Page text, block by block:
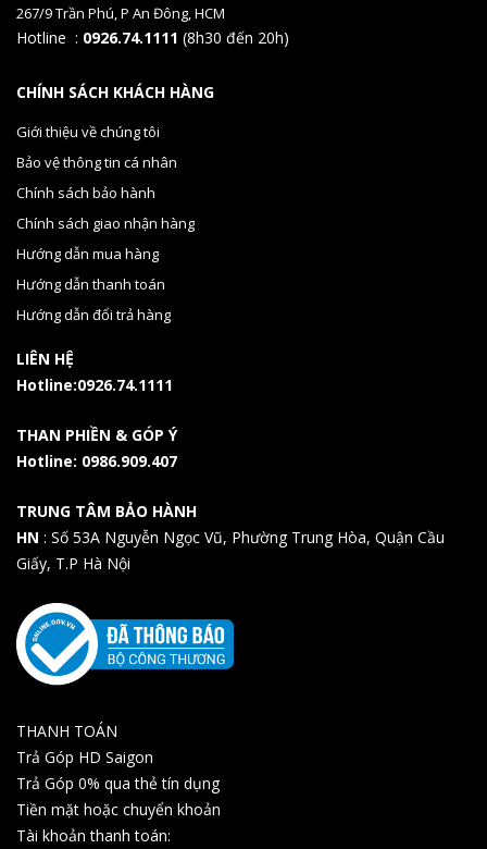
267/9 Trần Phú, P An Đông, HCM
Hotline : 0926.74.1111 (8h30 đến 20h)
CHÍNH SÁCH KHÁCH HÀNG
Giới thiệu về chúng tôi
Bảo vệ thông tin cá nhân
Chính sách bảo hành
Chính sách giao nhận hàng
Hướng dẫn mua hàng
Hướng dẫn thanh toán
Hướng dẫn đổi trả hàng
LIÊN HỆ
Hotline:0926.74.1111
THAN PHIỀN & GÓP Ý
Hotline: 0986.909.407
TRUNG TÂM BẢO HÀNH
HN : Số 53A Nguyễn Ngọc Vũ, Phường Trung Hòa, Quận Cầu
Giấy, T.P Hà Nội
THANH TOÁN
Trả Góp HD Saigon
Trả Góp 0% qua thẻ tín dụng
Tiền mặt hoặc chuyển khoản
Tài khoản thanh toán: